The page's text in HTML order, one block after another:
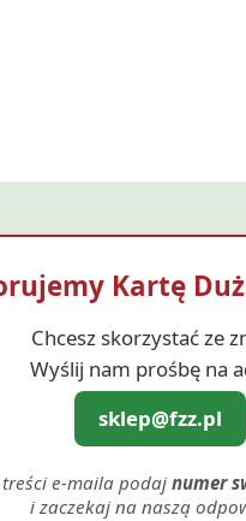
Kartę
Chcesz skorzystać ze
Wyślij nam prośbę na
sklep@fzz.pl
treści e-maila podajnumer
i zaczekaj na naszą